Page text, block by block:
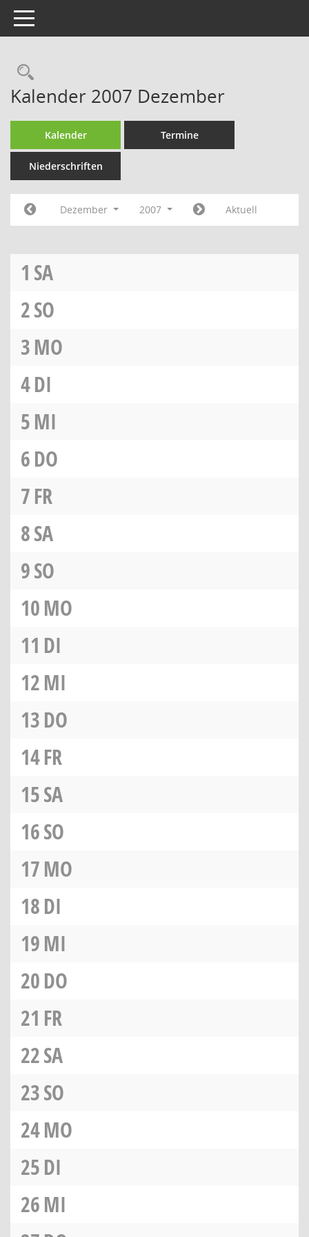
Toggle navigation
Rechercheauswahl
Kalender 2007 Dezember
Kalender Termine
Niederschriften
Dezember 2007 Aktuell
1 SA
2SO
3MO
4DI
5MI
6DO
7FR
8SA
9SO
10MO
11 DI
12MI
13DO
14FR
15SA
16SO
17MO
18DI
19MI
20DO
21 FR
22SA
23SO
24MO
25DI
26MI